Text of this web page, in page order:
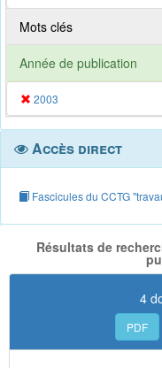
Mots clés
Année de publication
2003
Accès direct
Fascicules du CCTG
Résultats de
4
PDF